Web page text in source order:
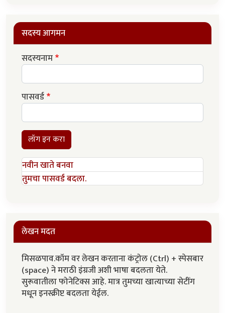
सदस्य आगमन
सदस्यनाम
पासवर्ड
लॉग इन करा
नवीन खाते बनवा
तुमचा पासवर्ड बदला.
लेखन मदत
मिसळपाव.कॉम वर लेखन करताना कंट्रोल (Ctrl) + स्पेसबार
(space) ने मराठी इंग्रजी अशी भाषा बदलता येते.
सुरूवातीला फोनेटिक्स आहे. मात्र तुमच्या खात्याच्या सेटींग
मधून इनस्क्रीप्ट बदलता येईल.